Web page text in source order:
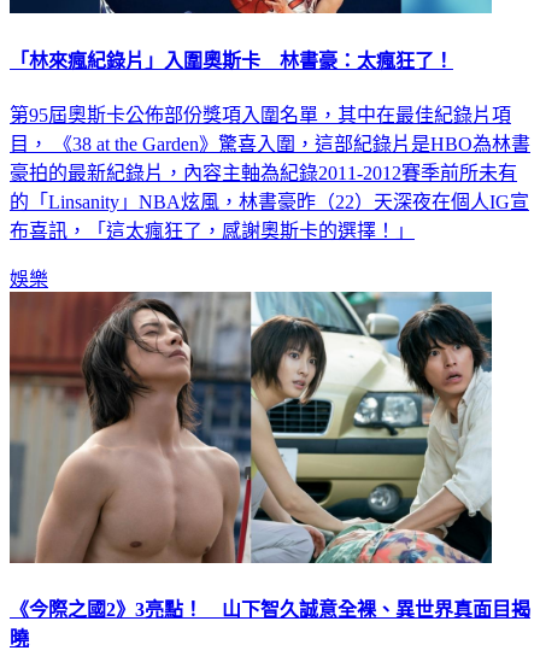
「林來瘋紀錄片」入圍奧斯卡 林書豪：太瘋狂了！
第95屆奧斯卡公佈部份獎項入圍名單，其中在最佳紀錄片項
目， 《38 at the Garden》驚喜入圍，這部紀錄片是HBO為林書
豪拍的最新紀錄片，內容主軸為紀錄2011-2012賽季前所未有
的「Linsanity」NBA炫風，林書豪昨（22）天深夜在個人IG宣
布喜訊，「這太瘋狂了，感謝奧斯卡的選擇！」
娛樂
《今際之國2》3亮點！ 山下智久誠意全裸、異世界真面目揭
曉